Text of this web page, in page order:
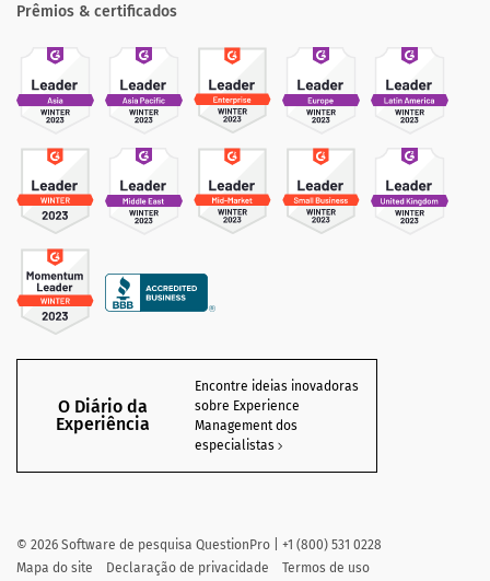
Prêmios & certificados
O Diário da
Experiência
Encontre ideias inovadoras
sobre Experience
Management dos
especialistas
© 2026 Software de pesquisa QuestionPro | +1 (800) 531 0228
Mapa do site
Declaração de privacidade Termos de uso